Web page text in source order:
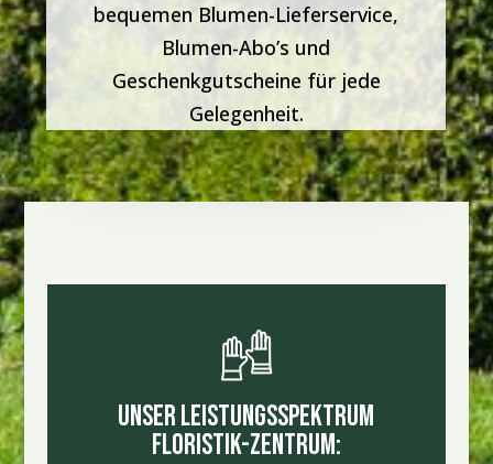
bequemen Blumen-Lieferservice,
Blumen-Abo’s und
Geschenkgutscheine für jede
Gelegenheit.
UNSER LEISTUNGSSPEKTRUM
FLORISTIK-ZENTRUM: